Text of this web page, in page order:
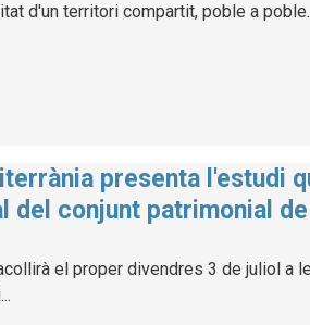
d'un territori compartit, poble a poble.
presenta l'estudi
del conjunt patrimonial
el proper divendres 3 de juliol a